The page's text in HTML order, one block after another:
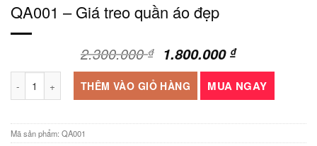
QA001 – Giá treo quần áo đẹp
2.300.000₫ Giá
gốc
là:
2.300.000 ₫.
1.800.000 ₫Giá
hiện
tại
là:
QA001 - Giá treo quần áo đẹp số lượng
THÊM VÀO GIỎ HÀNG MUA NGAY
Mã sản phẩm: QA001